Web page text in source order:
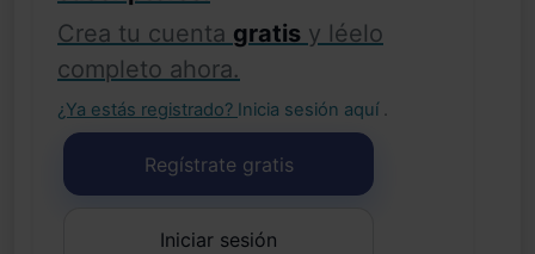
Crea tu cuenta gratis y léelo
completo ahora.
¿Ya estás registrado? Inicia sesión aquí .
Regístrate gratis
Iniciar sesión